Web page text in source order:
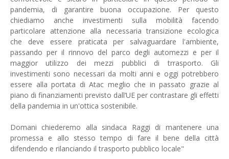
pandemia, di garantire buona occupazione. Per questo
chiediamo anche investimenti sulla mobilità facendo
particolare attenzione alla necessaria transizione ecologica
che deve essere praticata per salvaguardare l'ambiente,
passando per il rinnovo del parco degli automezzi e per il
maggior utilizzo dei mezzi pubblici di trrasporto. Gli
investimenti sono necessari da molti anni e oggi potrebbero
essere alla portata di Atac meglio che in passato grazie al
piano di finanziamenti previsto dall’UE per contrastare gli effetti
della pandemia in un'ottica sostenibile.
Domani chiederemo alla sindaca Raggi di mantenere una
promessa e allo stesso tempo di fare il bene della città
difendendo e rilanciando il trasporto pubblico locale"